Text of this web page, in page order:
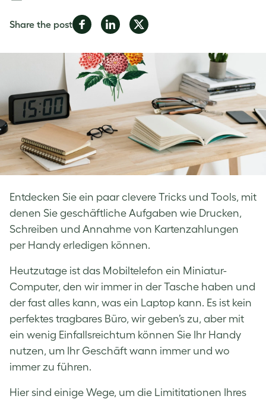
Share the postShare
Facebook
Share
LinkedIn
Share
Twitter
Entdecken Sie ein paar clevere Tricks und Tools, mit
denen Sie geschäftliche Aufgaben wie Drucken,
Schreiben und Annahme von Kartenzahlungen
per Handy erledigen können.
Heutzutage ist das Mobiltelefon ein Miniatur-
Computer, den wir immer in der Tasche haben und
der fast alles kann, was ein Laptop kann. Es ist kein
perfektes tragbares Büro, wir geben’s zu, aber mit
ein wenig Einfallsreichtum können Sie Ihr Handy
nutzen, um Ihr Geschäft wann immer und wo
immer zu führen.
Hier sind einige Wege, um die Limititationen Ihres